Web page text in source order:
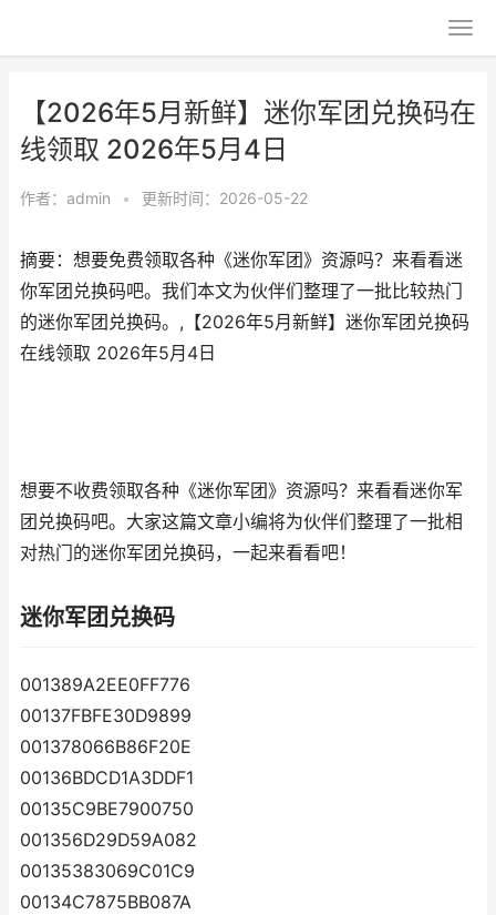
【2026年5月新鲜】迷你军团兑换码在
线领取 2026年5月4日
作者： admin • 更新时间：2026-05-22
摘要：想要免费领取各种《迷你军团》资源吗？来看看迷
你军团兑换码吧。我们本文为伙伴们整理了一批比较热门
的迷你军团兑换码。,【2026年5月新鲜】迷你军团兑换码
在线领取 2026年5月4日
想要不收费领取各种《迷你军团》资源吗？来看看迷你军
团兑换码吧。大家这篇文章小编将为伙伴们整理了一批相
对热门的迷你军团兑换码，一起来看看吧！
迷你军团兑换码
001389A2EE0FF776
00137FBFE30D9899
001378066B86F20E
00136BDCD1A3DDF1
00135C9BE7900750
001356D29D59A082
00135383069C01C9
00134C7875BB087A